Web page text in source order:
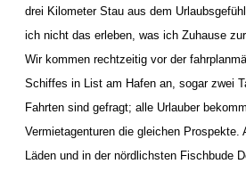
drei Kilometer Stau aus dem
ich nicht das erleben, was ich Zuhause
Wir kommen rechtzeitig vor der
Schiffes in List am Hafen an, sogar zwei
Fahrten sind gefragt; alle Urlauber
Vermietagenturen die gleichen Prospekte.
Läden und in der nördlichsten Fischbude